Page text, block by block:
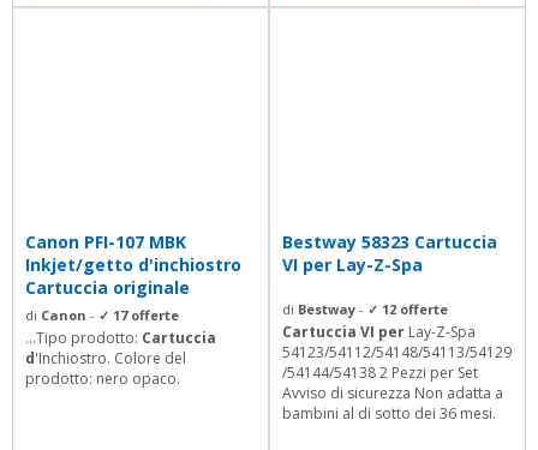
Canon PFI-107 MBK
Inkjet/getto d'inchiostro
Cartuccia originale
di Canon - ✓ 17 offerte
...Tipo prodotto: Cartuccia
d'Inchiostro. Colore del
prodotto: nero opaco.
Bestway 58323 Cartuccia
VI per Lay-Z-Spa
di Bestway - ✓ 12 offerte
Cartuccia VI per Lay-Z-Spa
54123/54112/54148/54113/54129
/54144/54138 2 Pezzi per Set
Avviso di sicurezza Non adatta a
bambini al di sotto dei 36 mesi.